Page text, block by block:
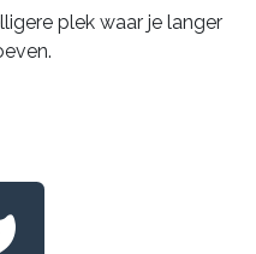
plek waar je langer